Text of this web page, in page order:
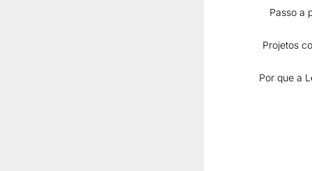
Passo a
Projetos
Por que a